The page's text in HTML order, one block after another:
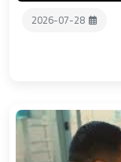
2026-07-28